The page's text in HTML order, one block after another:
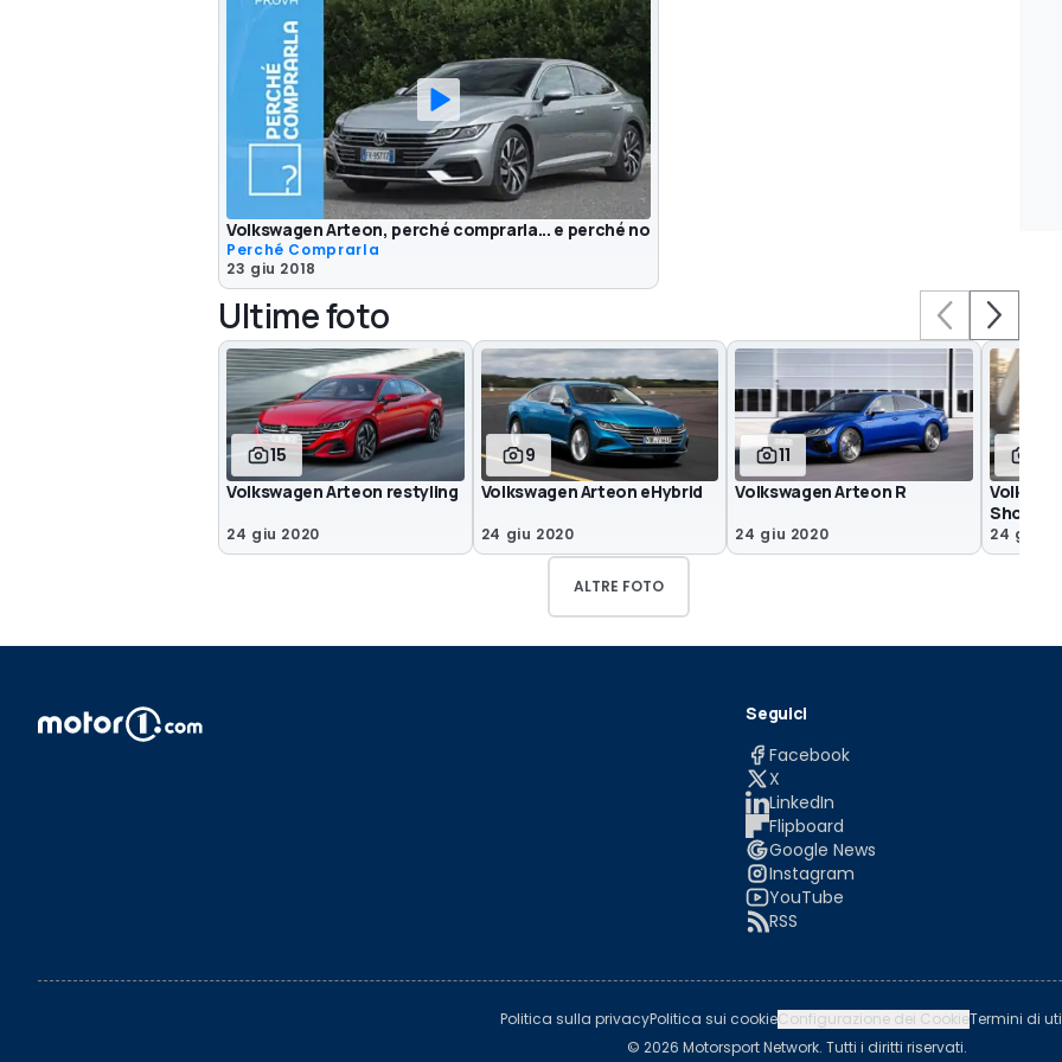
Volkswagen Arteon, perché comprarla... e perché no
Perché Comprarla
23 giu 2018
Ultime foto
15
Volkswagen Arteon restyling
24 giu 2020
9
Volkswagen Arteon eHybrid
24 giu 2020
11
Volkswagen Arteon R
24 giu 2020
Shooting
24 giu
ALTRE FOTO
Seguici
Facebook
X
LinkedIn
Flipboard
Google News
Instagram
YouTube
RSS
Politica sulla privacyPolitica sui cookieConfigurazione dei CookieTermini di
© 2026 Motorsport Network. Tutti i diritti riservati.